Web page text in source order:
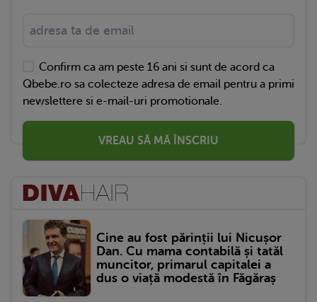
Confirm ca am peste 16 ani si sunt de acord ca
Qbebe.ro sa colecteze adresa de email pentru a primi
newslettere si e-mail-uri promotionale.
VREAU SĂ MĂ ÎNSCRIU
Cine au fost părinții lui Nicușor
Dan. Cu mama contabilă și tatăl
muncitor, primarul capitalei a
dus o viață modestă în Făgăraș